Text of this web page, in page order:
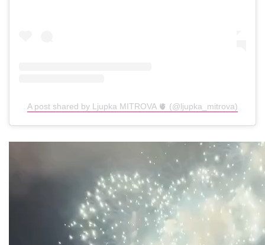
A post shared by Ljupka MITROVA 🫀 (@ljupka_mitrova)